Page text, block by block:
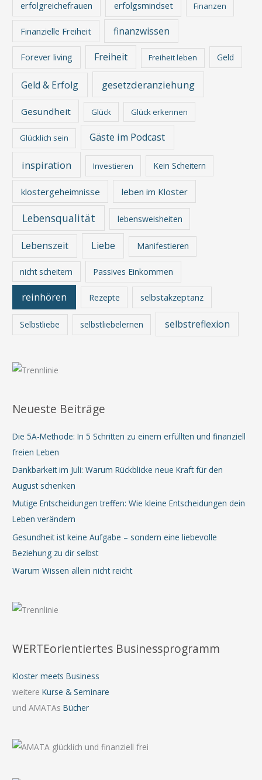
erfolgreichefrauen erfolgsmindset Finanzen
Finanzielle Freiheit finanzwissen
Forever living Freiheit Freiheit leben Geld
Geld & Erfolg gesetzderanziehung
Gesundheit Glück Glück erkennen
Glücklich sein Gäste im Podcast
inspiration Investieren Kein Scheitern
klostergeheimnisse leben im Kloster
Lebensqualität lebensweisheiten
Lebenszeit Liebe Manifestieren
nicht scheitern Passives Einkommen
reinhören Rezepte selbstakzeptanz
Selbstliebe selbstliebelernen selbstreflexion
Neueste Beiträge
Die 5A-Methode: In 5 Schritten zu einem erfüllten und finanziell
freien Leben
Dankbarkeit im Juli: Warum Rückblicke neue Kraft für den
August schenken
Mutige Entscheidungen treffen: Wie kleine Entscheidungen dein
Leben verändern
Gesundheit ist keine Aufgabe – sondern eine liebevolle
Beziehung zu dir selbst
Warum Wissen allein nicht reicht
WERTEorientiertes Businessprogramm
Kloster meets Business
weitereKurse & Seminare
und AMATAsBücher